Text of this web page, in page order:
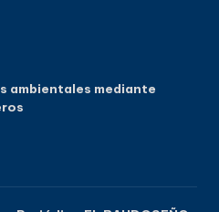
ambientales mediante